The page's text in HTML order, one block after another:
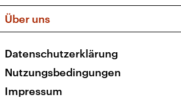
Apps
Newsletter
Veranstaltungen
Social Media
Über uns
Presse
Karriere
Datenschutzerklärung
Nutzungsbedingungen
Impressum